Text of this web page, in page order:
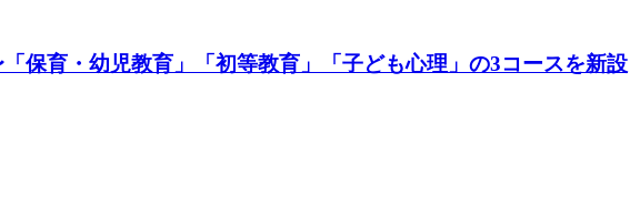
保育・幼児教育」「初等教育」「子ども心理」の3コースを新設